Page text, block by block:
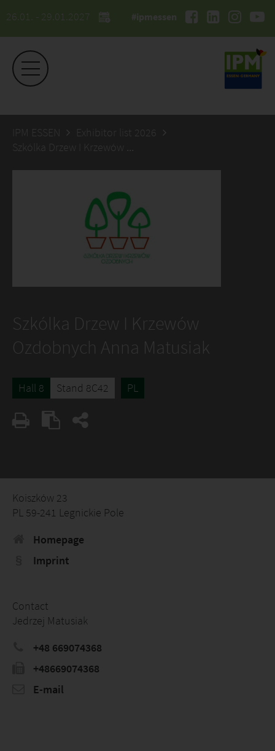
26.01. - 29.01.2027 #ipmessen
IPM ESSEN
Exhibitor list 2026
Szkólka Drzew I Krzewów Ozdobnych Anna Matusiak
Szkólka Drzew I Krzewów
Ozdobnych Anna Matusiak
Hall 8 Stand 8C42 PL
Koiszków 23
PL 59-241 Legnickie Pole
Homepage
Imprint
Contact
Jedrzej Matusiak
+48 669074368
+48669074368
E-mail